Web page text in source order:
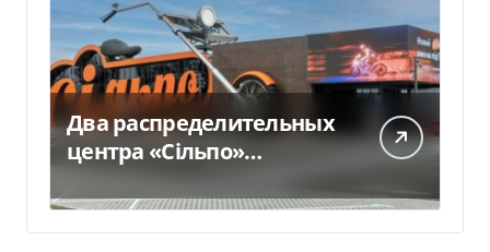
Два распределительных
центра «Сільпо»
пострадали от
российской атаки —
Delo.ua